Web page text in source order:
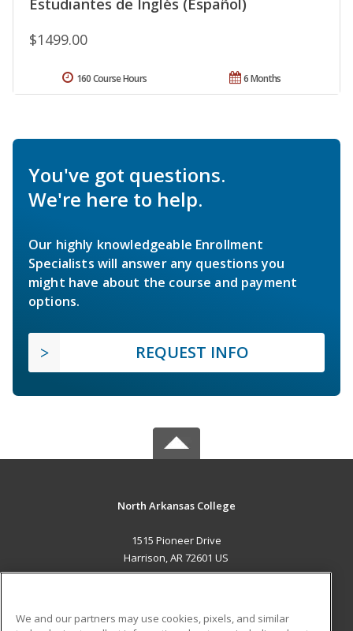
Estudiantes de Inglés (Español)
$1499.00
6 Months
160 Course Hours
You've got questions.
We're here to help.
Our highly knowledgeable Enrollment
Specialists will answer any questions you
might have about the course and payment
options.
REQUEST INFO
North Arkansas College
1515 Pioneer Drive
Harrison, AR 72601 US
We and our partners may use cookies, pixels, and similar